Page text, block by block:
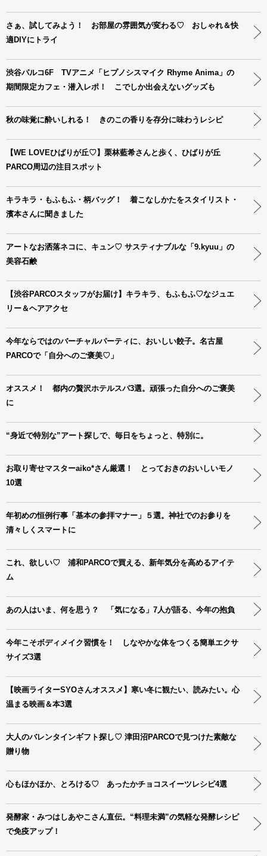
さぁ、試してみよう！ お部屋の雰囲気が変わる♡ おしゃれ＆快
適DIYにトライ
渋谷パルコ6F TVアニメ「ヒプノシスマイク Rhyme Anima」の
期間限定カフェ・潜入レポ！ こでしか出会えないグッズも
秋の味覚に酔いしれる！ きのこの香りを存分に味わうレシピ
【WE LOVEひばりが丘♡】栗林藍希さんと歩く、ひばりが丘
PARCO周辺の注目スポット
キラキラ・もふもふ・柄バッグ！ 着こなしかたをスタイリスト・
濱本さんに聞きました
アートなお洒落ネコに、キュン♡ サスティナブルな「9.kyuu」の
美容石鹸
【渋谷PARCOスタッフがお届け】キラキラ、もふもふ♡なジュエ
リー＆ヘアアクセ
今年ならではのバーチャルパーティに、おいしい餃子。名古屋
PARCOで「自分へのご褒美♡」
オススメ！ 都内の贅沢ホテルスパ3選。頑張った自分へのご褒美
に
“身近で特別な”アート探しで、毎日をちょっと、特別に。
お取り寄せマスターaiko*さん厳選！ とっておきのおいしいモノ
10選
年初めの恒例行事「基本の参拝マナー」５選。神社でのお参りを
清々しくスマートに
これ、欲しい♡ 浦和PARCOで買える、新年気分を高めるアイテ
ム
あの人はいま、何を思う？ 「気になる」7人が語る、今年の抱負
今年こそボディメイク習慣を！ しなやかな体をつくる簡単エクサ
サイズ3選
【映画ライターSYOさんオススメ】寒い冬に観たい、読みたい。心
温まる映画＆本3選
大人のバレンタインギフト探し♡ 津田沼PARCOで見つけた素敵な
贈り物
心もほかほか、とろける♡ あったかチョコスイーツレシピ4選
発酵家・みつはしあやこさん直伝。“料理未満”の気軽な発酵レシピ
で免疫アップ！